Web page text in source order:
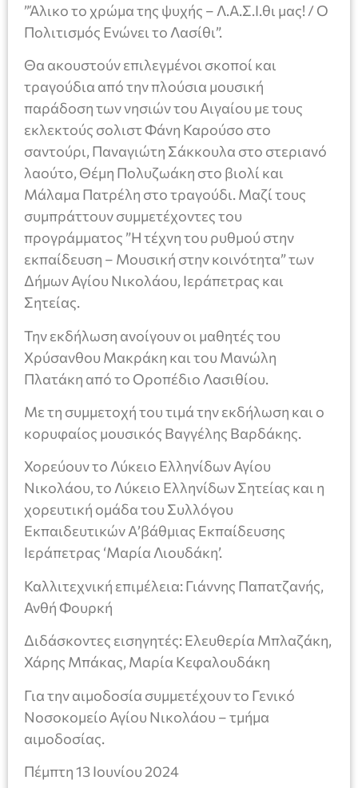
”Άλικο το χρώμα της ψυχής – Λ.Α.Σ.Ι.θι μας! / Ο
Πολιτισμός Ενώνει το Λασίθι”.
Θα ακουστούν επιλεγμένοι σκοποί και
τραγούδια από την πλούσια μουσική
παράδοση των νησιών του Αιγαίου με τους
εκλεκτούς σολιστ Φάνη Καρούσο στο
σαντούρι, Παναγιώτη Σάκκουλα στο στεριανό
λαούτο, Θέμη Πολυζωάκη στο βιολί και
Μάλαμα Πατρέλη στο τραγούδι. Μαζί τους
συμπράττουν συμμετέχοντες του
προγράμματος ”Η τέχνη του ρυθμού στην
εκπαίδευση – Μουσική στην κοινότητα” των
Δήμων Αγίου Νικολάου, Ιεράπετρας και
Σητείας.
Την εκδήλωση ανοίγουν οι μαθητές του
Χρύσανθου Μακράκη και του Μανώλη
Πλατάκη από το Οροπέδιο Λασιθίου.
Με τη συμμετοχή του τιμά την εκδήλωση και ο
κορυφαίος μουσικός Βαγγέλης Βαρδάκης.
Χορεύουν το Λύκειο Ελληνίδων Αγίου
Νικολάου, το Λύκειο Ελληνίδων Σητείας και η
χορευτική ομάδα του Συλλόγου
Εκπαιδευτικών Α’βάθμιας Εκπαίδευσης
Ιεράπετρας ‘Μαρία Λιουδάκη’.
Καλλιτεχνική επιμέλεια: Γιάννης Παπατζανής,
Ανθή Φουρκή
Διδάσκοντες εισηγητές: Ελευθερία Μπλαζάκη,
Χάρης Μπάκας, Μαρία Κεφαλουδάκη
Για την αιμοδοσία συμμετέχουν το Γενικό
Νοσοκομείο Αγίου Νικολάου – τμήμα
αιμοδοσίας.
Πέμπτη 13 Ιουνίου 2024